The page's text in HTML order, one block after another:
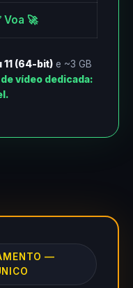
Voa 🚀
11 (64-bit) e ~3 GB
de vídeo dedicada:
—